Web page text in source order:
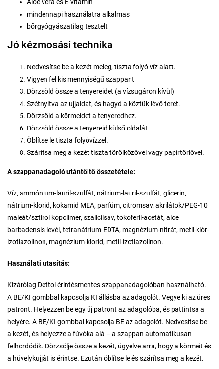
Aloe vera és E-vitamin
mindennapi használatra alkalmas
bőrgyógyászatilag tesztelt
Jó kézmosási technika
Nedvesítse be a kezét meleg, tiszta folyó víz alatt.
Vigyen fel kis mennyiségű szappant
Dörzsöld össze a tenyereidet (a vízsugáron kívül)
Szétnyitva az ujjaidat, és hagyd a köztük lévő teret.
Dörzsöld a körmeidet a tenyeredhez.
Dörzsöld össze a tenyereid külső oldalát.
Öblítse le tiszta folyóvízzel.
Szárítsa meg a kezét tiszta törölközővel vagy papírtörlővel.
A szappanadagoló utántöltő összetétele:
Víz, ammónium-lauril-szulfát, nátrium-lauril-szulfát, glicerin,
nátrium-klorid, kokamid MEA, parfüm, citromsav, akrilátok/PEG-10
maleát/sztirol kopolimer, szalicilsav, tokoferil-acetát, aloe
barbadensis levél, tetranátrium-EDTA, magnézium-nitrát, metil-klór-
izotiazolinon, magnézium-klorid, metil-izotiazolinon.
Használati utasítás:
Kizárólag Dettol érintésmentes szappanadagolóban használható.
A BE/KI gombbal kapcsolja KI állásba az adagolót. Vegye ki az üres
patront. Helyezzen be egy új patront az adagolóba, és pattintsa a
helyére. A BE/KI gombbal kapcsolja BE az adagolót. Nedvesítse be
a kezét, és helyezze a fúvóka alá – a szappan automatikusan
felhordódik. Dörzsölje össze a kezét, ügyelve arra, hogy a körmeit és
a hüvelykujját is érintse. Ezután öblítse le és szárítsa meg a kezét.